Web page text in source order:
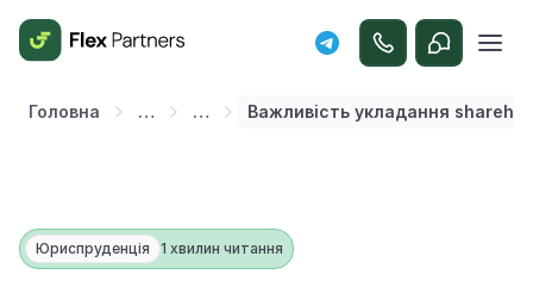
Головна … … Важливість укладання
Юриспруденція 1 хвилин читання